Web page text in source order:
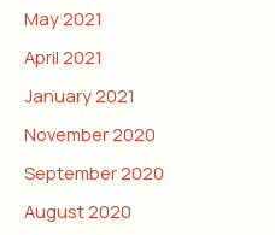
May 2021
April 2021
January 2021
November 2020
September 2020
August 2020